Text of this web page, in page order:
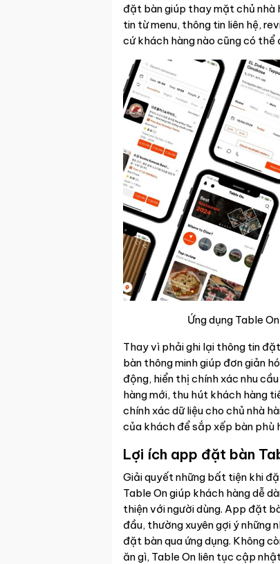
đặt bàn giúp thay mặt chủ nhà
tin từ menu, thông tin liên hệ,
cứ khách hàng nào cũng có thể
Ứng dụng Table
Thay vì phải ghi lại thông tin
bàn thông minh giúp đơn giản
động, hiển thị chính xác nhu
hàng mới, thu hút khách hàng
chính xác dữ liệu cho chủ nhà
của khách để sắp xếp bàn phù
Lợi ích app đặt bàn
Giải quyết những bất tiện khi
Table On giúp khách hàng dễ
thiện với người dùng. App đặt
đầu, thường xuyên gợi ý những
đặt bàn qua ứng dụng. Không
ăn gì, Table On liên tục cập